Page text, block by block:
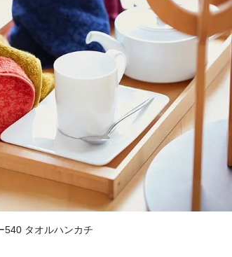
540 タオルハンカチ